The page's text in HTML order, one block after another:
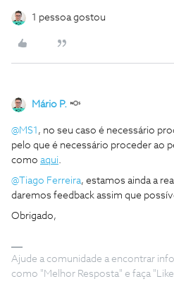
1 pessoa gostou
Mário P.
@MS1 , no seu caso é necessário
pelo que é necessário proceder ao
como aqui
@Tiago Ferreira, estamos ainda a
daremos feedback assim que
Obrigado,
Ajude a comunidade a encontrar
como "Melhor Resposta" e faça